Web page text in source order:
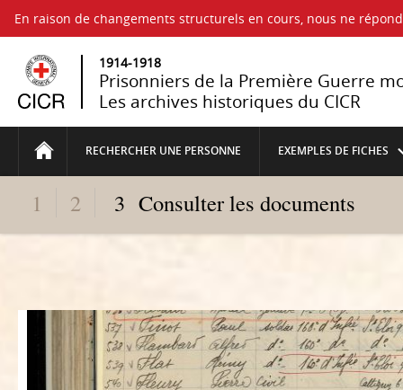
En raison de changements structurels en cours, nous ne
1914-1918
Prisonniers de la Première Guerre
Les archives historiques du CICR
RECHERCHER UNE PERSONNE EXEMPLES DE FICHES
1 2 3 Consulter les documents